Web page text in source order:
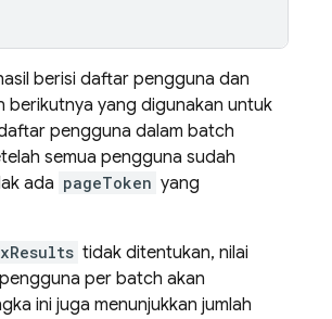
berisi daftar pengguna dan
berikutnya yang digunakan untuk
pengguna dalam batch
semua pengguna sudah
ada pageToken yang
tidak ditentukan, nilai
per batch akan
ini juga menunjukkan jumlah